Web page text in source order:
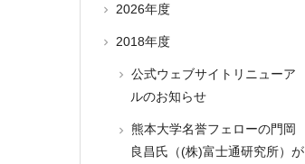
2026年度
2018年度
公式ウェブサイトリニューア
ルのお知らせ
熊本大学名誉フェローの門岡
良昌氏（(株)富士通研究所）が